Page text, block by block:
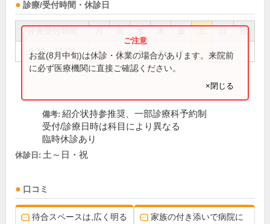
診療/受付時間・休診日
祝
8:30～11:00 ● ● ● ● ●
お盆(8月中旬)は休診・休業の場合があります。来院前
に必ず医療機関に直接ご確認ください。
×閉じる
備考: 紹介状持参推奨、一部診療科予約制
受付/診療日時は科目により異なる
臨時休診あり
休診日: 土～日・祝
口コミ
待合スペースは,広く明る
家族の付き添いで病院に